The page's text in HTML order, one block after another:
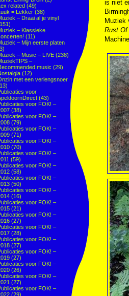
related (49)
= Lekker (38)
– Draai al je vinyl
– Klassieke
(11)
– Mijn eerste platen
– Music – LIVE (238)
–
music (29)
(12)
met een verlengsnoer
voor
(43)
voor FOK! –
(38)
voor FOK! –
(79)
voor FOK! –
(71)
voor FOK! –
(70)
voor FOK! –
(59)
voor FOK! –
(58)
voor FOK! –
(50)
voor FOK! –
(16)
voor FOK! –
(21)
voor FOK! –
(27)
voor FOK! –
(28)
voor FOK! –
(27)
voor FOK! –
(27)
voor FOK! –
(26)
voor FOK! –
(27)
voor FOK! –
(29)
is niet
Muziek
Rust Of